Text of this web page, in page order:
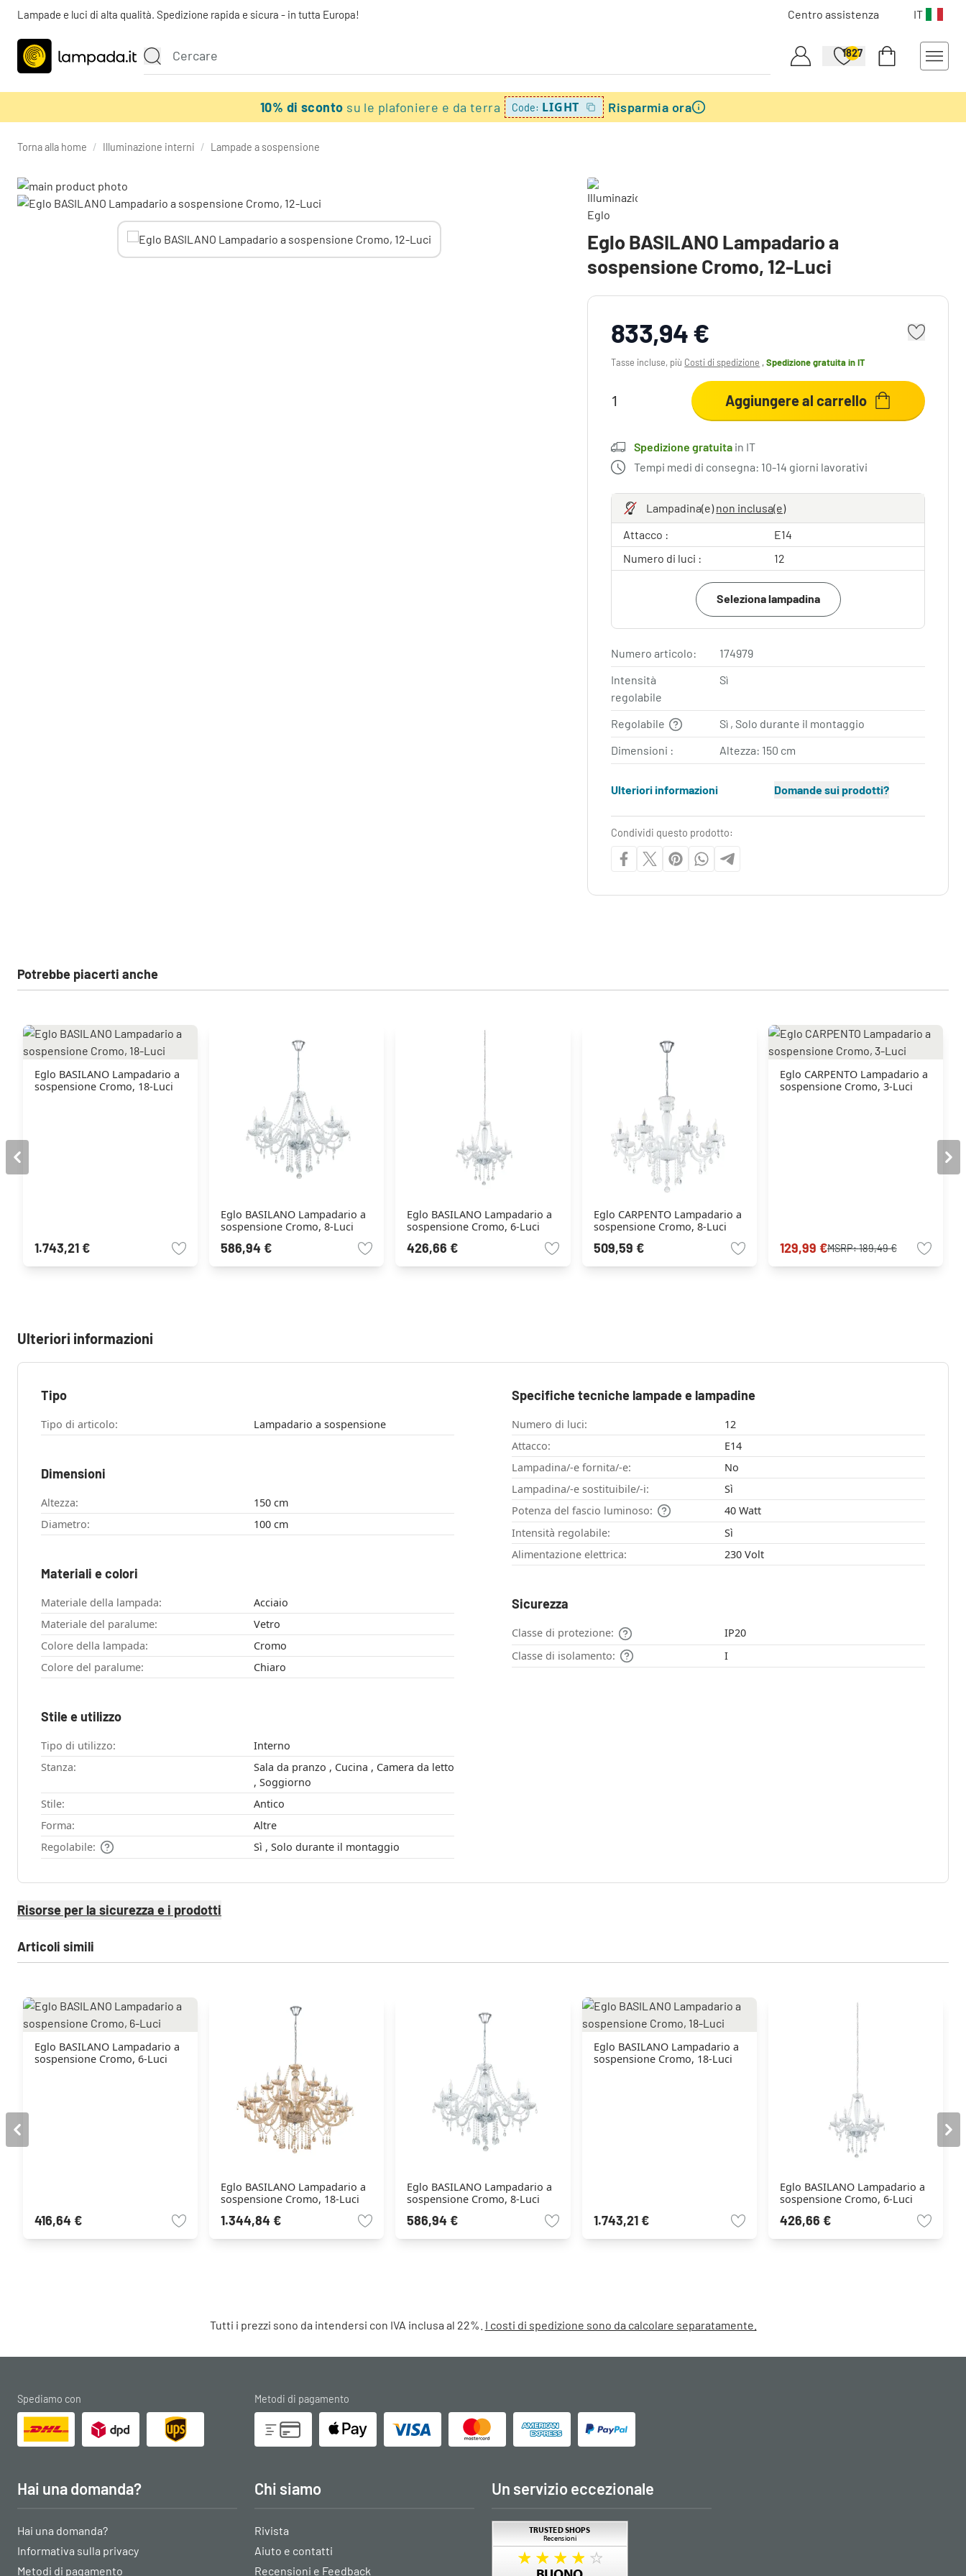
Lampade e luci di alta qualità. Spedizione rapida e sicura - in tutta Europa! Centro assistenza IT
1827
10% di sconto su le plafoniere e da terra Code: LIGHT Risparmia ora
Torna alla home / Illuminazione interni / Lampade a sospensione
Eglo BASILANO Lampadario a
sospensione Cromo, 12-Luci
833,94 €
Tasse incluse, più Costi di spedizione ,Spedizione gratuitain IT
Aggiungere al carrello
Spedizione gratuita in IT
Tempi medi di consegna: 10-14 giorni lavorativi
Lampadina(e)non inclusa(e)
Attacco :
E14
Numero di luci :
12
Seleziona lampadina
Numero articolo:
174979
Intensità
regolabile
Sì
Regolabile
Sì , Solo durante il montaggio
Dimensioni :
Altezza: 150 cm
Ulteriori informazioni Domande sui prodotti?
Condividi questo prodotto:
Potrebbe piacerti anche
Eglo BASILANO Lampadario a
sospensione Cromo, 18-Luci
1.743,21 €
Eglo BASILANO Lampadario a
sospensione Cromo, 8-Luci
586,94 €
Eglo BASILANO Lampadario a
sospensione Cromo, 6-Luci
426,66 €
Eglo CARPENTO Lampadario a
sospensione Cromo, 8-Luci
509,59 €
Eglo CARPENTO Lampadario a
sospensione Cromo, 3-Luci
129,99 €MSRP:189,49 €
Ulteriori informazioni
Tipo
Tipo di articolo: Lampadario a sospensione
Dimensioni
Altezza:
150 cm
Diametro:
100 cm
Materiali e colori
Materiale della lampada:
Acciaio
Materiale del paralume:
Vetro
Colore della lampada:
Cromo
Colore del paralume:
Chiaro
Stile e utilizzo
Tipo di utilizzo:
Interno
Stanza:
Sala da pranzo , Cucina , Camera da letto
, Soggiorno
Stile:
Antico
Forma:
Altre
Regolabile:
Sì , Solo durante il montaggio
Specifiche tecniche lampade e lampadine
Numero di luci:
12
Attacco:
E14
Lampadina/-e fornita/-e:
No
Lampadina/-e sostituibile/-i:
Sì
Potenza del fascio luminoso:
40 Watt
Intensità regolabile:
Sì
Alimentazione elettrica:
230 Volt
Sicurezza
Classe di protezione:
IP20
Classe di isolamento:
I
Risorse per la sicurezza e i prodotti
Articoli simili
Eglo BASILANO Lampadario a
sospensione Cromo, 6-Luci
416,64 €
Eglo BASILANO Lampadario a
sospensione Cromo, 18-Luci
1.344,84 €
Eglo BASILANO Lampadario a
sospensione Cromo, 8-Luci
586,94 €
Eglo BASILANO Lampadario a
sospensione Cromo, 18-Luci
1.743,21 €
Eglo BASILANO Lampadario a
sospensione Cromo, 6-Luci
426,66 €
Tutti i prezzi sono da intendersi con IVA inclusa al 22%. I costi di spedizione sono da calcolare separatamente.
Spediamo con Metodi di pagamento
Hai una domanda?
Hai una domanda?
Informativa sulla privacy
Metodi di pagamento
Chi siamo
Rivista
Aiuto e contatti
Recensioni e Feedback
Un servizio eccezionale